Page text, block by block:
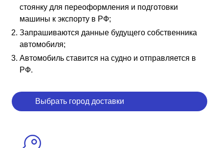
стоянку для переоформления и подготовки
машины к экспорту в РФ;
Запрашиваются данные будущего собственника
автомобиля;
Автомобиль ставится на судно и отправляется в
РФ.
Выбрать город доставки